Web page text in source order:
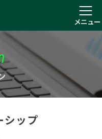
メニュー
シップ